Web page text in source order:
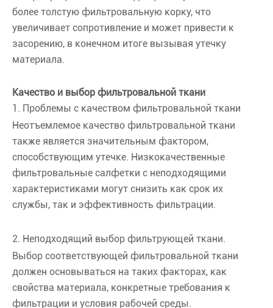
более толстую фильтровальную корку, что
увеличивает сопротивление и может привести к
засорению, в конечном итоге вызывая утечку
материала.
Качество и выбор фильтровальной ткани
1. Проблемы с качеством фильтровальной ткани
Неотъемлемое качество фильтровальной ткани
также является значительным фактором,
способствующим утечке. Низкокачественные
фильтровальные салфетки с неподходящими
характеристиками могут снизить как срок их
службы, так и эффективность фильтрации.
2. Неподходящий выбор фильтрующей ткани.
Выбор соответствующей фильтровальной ткани
должен основываться на таких факторах, как
свойства материала, конкретные требования к
фильтрации и условия рабочей среды.